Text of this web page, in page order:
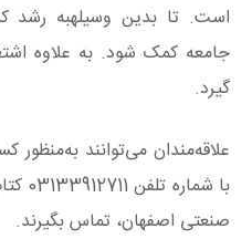
است. تا بدین وسیلهبه رشد
جامعه کمک شود. به علاوه
گیرد.
علاقه‌مندان می‌توانند
با
صنعتی اصفهان، تماس بگیرند.